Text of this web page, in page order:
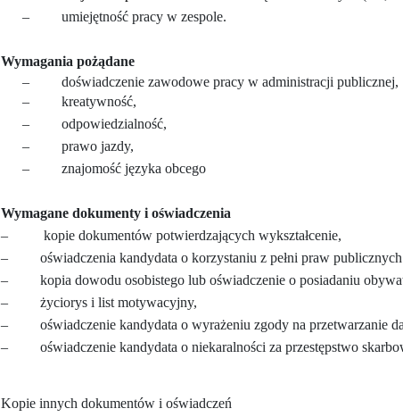
–
umiejętność pracy w zespole.
Wymagania pożądane
–
doświadczenie zawodowe pracy w administracji publicznej,
–
kreatywność,
–
odpowiedzialność,
–
prawo jazdy,
–
znajomość języka obcego
Wymagane dokumenty i oświadczenia
–
kopie dokumentów potwierdzających wykształcenie,
–
oświadczenia kandydata o korzystaniu z pełni praw
–
kopia dowodu osobistego lub oświadczenie o posiadaniu
–
życiorys i list motywacyjny,
–
oświadczenie kandydata o wyrażeniu zgody na przetwarzanie
–
oświadczenie kandydata o niekaralności za przestępstwo
Kopie innych dokumentów i oświadczeń